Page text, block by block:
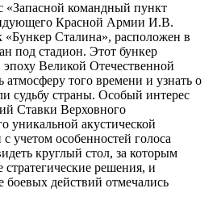
командный пункт
Красной Армии И.В.
«Бункер Сталина», расположен в
под стадион. Этот бункер
эпоху Великой Отечественной
того времени и узнать о
судьбу страны. Особый интерес
Ставки Верховного
уникальной акустической
учетом особенностей голоса
круглый стол, за которым
решения, и
боевых действий отмечались